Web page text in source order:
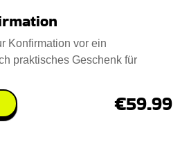
Konfirmation vor ein
praktisches Geschenk für
€59.99